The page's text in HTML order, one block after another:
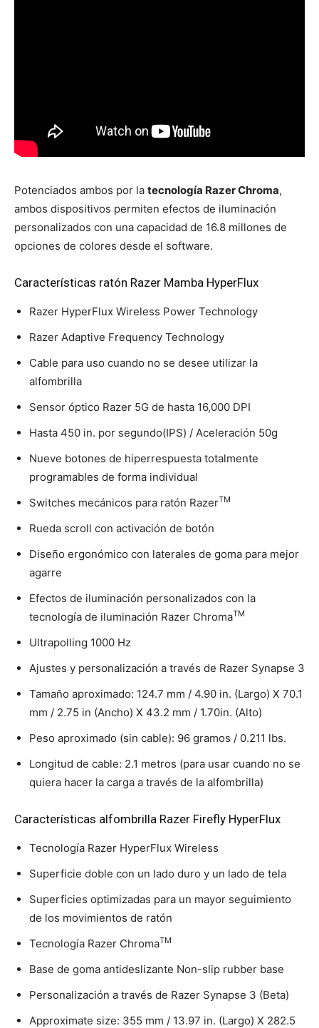
Potenciados ambos por la tecnología Razer Chroma,
ambos dispositivos permiten efectos de iluminación
personalizados con una capacidad de 16.8 millones de
opciones de colores desde el software.
Características ratón Razer Mamba HyperFlux
Razer HyperFlux Wireless Power Technology
Razer Adaptive Frequency Technology
Cable para uso cuando no se desee utilizar la
alfombrilla
Sensor óptico Razer 5G de hasta 16,000 DPI
Hasta 450 in. por segundo(IPS) / Aceleración 50g
Nueve botones de hiperrespuesta totalmente
programables de forma individual
Switches mecánicos para ratón RazerTM
Rueda scroll con activación de botón
Diseño ergonómico con laterales de goma para mejor
agarre
Efectos de iluminación personalizados con la
tecnología de iluminación Razer ChromaTM
Ultrapolling 1000 Hz
Ajustes y personalización a través de Razer Synapse 3
Tamaño aproximado: 124.7 mm / 4.90 in. (Largo) X 70.1
mm / 2.75 in (Ancho) X 43.2 mm / 1.70in. (Alto)
Peso aproximado (sin cable): 96 gramos / 0.211 lbs.
Longitud de cable: 2.1 metros (para usar cuando no se
quiera hacer la carga a través de la alfombrilla)
Características alfombrilla Razer Firefly HyperFlux
Tecnología Razer HyperFlux Wireless
Superficie doble con un lado duro y un lado de tela
Superficies optimizadas para un mayor seguimiento
de los movimientos de ratón
Tecnología Razer ChromaTM
Base de goma antideslizante Non-slip rubber base
Personalización a través de Razer Synapse 3 (Beta)
Approximate size: 355 mm / 13.97 in. (Largo) X 282.5